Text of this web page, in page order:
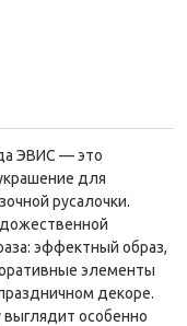
ЭВИС — это
для
русалочки.
эффектный образ,
элементы
декоре.
особенно